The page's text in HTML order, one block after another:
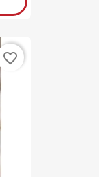
favorite_border